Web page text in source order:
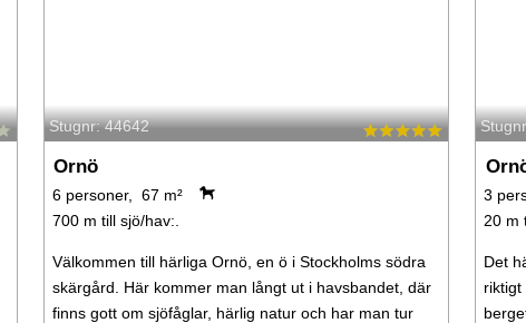
Stugnr: 44642
Ornö
6 personer, 67 m²
700 m till sjö/hav:.
Välkommen till härliga Ornö, en ö i Stockholms södra
skärgård. Här kommer man långt ut i havsbandet, där
finns gott om sjöfåglar, härlig natur och har man tur
3
20 m
Det